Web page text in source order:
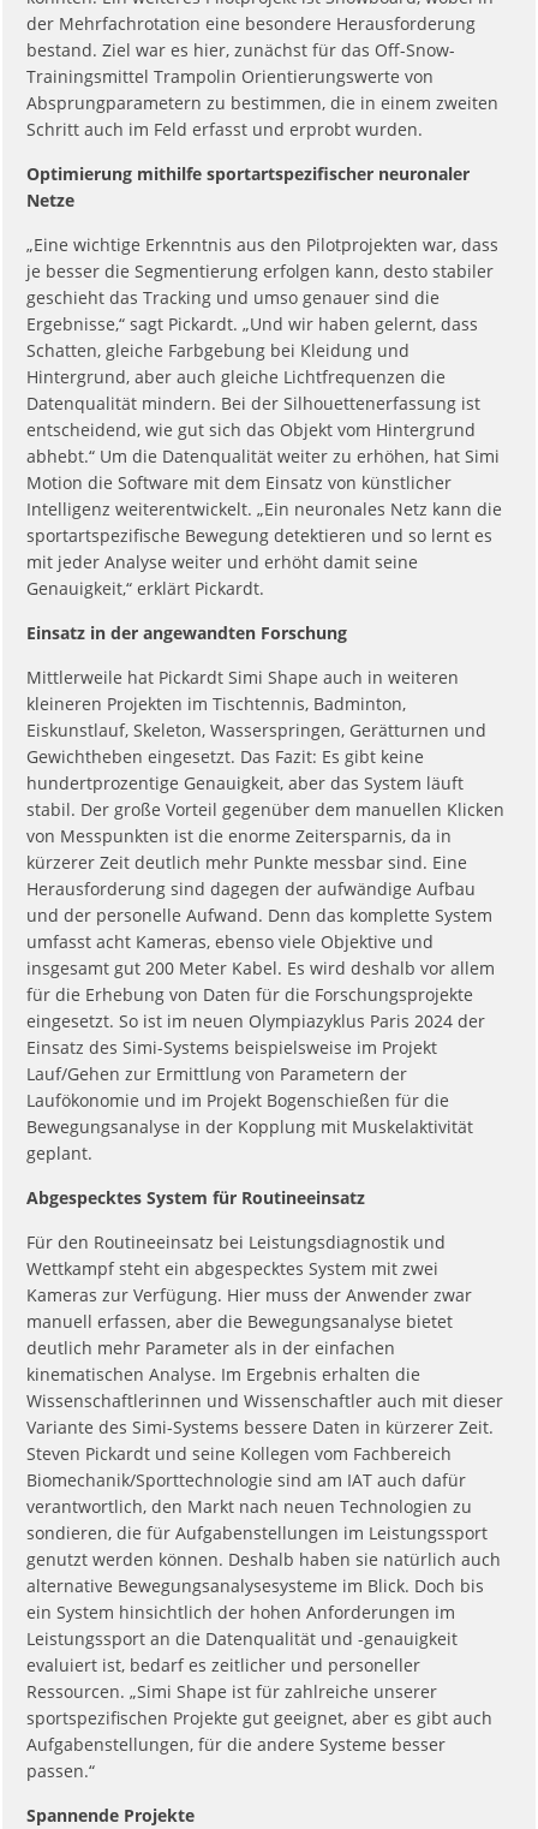
der Mehrfachrotation eine besondere Herausforderung
bestand. Ziel war es hier, zunächst für das Off-Snow-
Trainingsmittel Trampolin Orientierungswerte von
Absprungparametern zu bestimmen, die in einem zweiten
Schritt auch im Feld erfasst und erprobt wurden.
Optimierung mithilfe sportartspezifischer neuronaler
Netze
„Eine wichtige Erkenntnis aus den Pilotprojekten war, dass
je besser die Segmentierung erfolgen kann, desto stabiler
geschieht das Tracking und umso genauer sind die
Ergebnisse,“ sagt Pickardt. „Und wir haben gelernt, dass
Schatten, gleiche Farbgebung bei Kleidung und
Hintergrund, aber auch gleiche Lichtfrequenzen die
Datenqualität mindern. Bei der Silhouettenerfassung ist
entscheidend, wie gut sich das Objekt vom Hintergrund
abhebt.“ Um die Datenqualität weiter zu erhöhen, hat Simi
Motion die Software mit dem Einsatz von künstlicher
Intelligenz weiterentwickelt. „Ein neuronales Netz kann die
sportartspezifische Bewegung detektieren und so lernt es
mit jeder Analyse weiter und erhöht damit seine
Genauigkeit,“ erklärt Pickardt.
Einsatz in der angewandten Forschung
Mittlerweile hat Pickardt Simi Shape auch in weiteren
kleineren Projekten im Tischtennis, Badminton,
Eiskunstlauf, Skeleton, Wasserspringen, Gerätturnen und
Gewichtheben eingesetzt. Das Fazit: Es gibt keine
hundertprozentige Genauigkeit, aber das System läuft
stabil. Der große Vorteil gegenüber dem manuellen Klicken
von Messpunkten ist die enorme Zeitersparnis, da in
kürzerer Zeit deutlich mehr Punkte messbar sind. Eine
Herausforderung sind dagegen der aufwändige Aufbau
und der personelle Aufwand. Denn das komplette System
umfasst acht Kameras, ebenso viele Objektive und
insgesamt gut 200 Meter Kabel. Es wird deshalb vor allem
für die Erhebung von Daten für die Forschungsprojekte
eingesetzt. So ist im neuen Olympiazyklus Paris 2024 der
Einsatz des Simi-Systems beispielsweise im Projekt
Lauf/Gehen zur Ermittlung von Parametern der
Laufökonomie und im Projekt Bogenschießen für die
Bewegungsanalyse in der Kopplung mit Muskelaktivität
geplant.
Abgespecktes System für Routineeinsatz
Für den Routineeinsatz bei Leistungsdiagnostik und
Wettkampf steht ein abgespecktes System mit zwei
Kameras zur Verfügung. Hier muss der Anwender zwar
manuell erfassen, aber die Bewegungsanalyse bietet
deutlich mehr Parameter als in der einfachen
kinematischen Analyse. Im Ergebnis erhalten die
Wissenschaftlerinnen und Wissenschaftler auch mit dieser
Variante des Simi-Systems bessere Daten in kürzerer Zeit.
Steven Pickardt und seine Kollegen vom Fachbereich
Biomechanik/Sporttechnologie sind am IAT auch dafür
verantwortlich, den Markt nach neuen Technologien zu
sondieren, die für Aufgabenstellungen im Leistungssport
genutzt werden können. Deshalb haben sie natürlich auch
alternative Bewegungsanalysesysteme im Blick. Doch bis
ein System hinsichtlich der hohen Anforderungen im
Leistungssport an die Datenqualität und -genauigkeit
evaluiert ist, bedarf es zeitlicher und personeller
Ressourcen. „Simi Shape ist für zahlreiche unserer
sportspezifischen Projekte gut geeignet, aber es gibt auch
Aufgabenstellungen, für die andere Systeme besser
passen.“
Spannende Projekte